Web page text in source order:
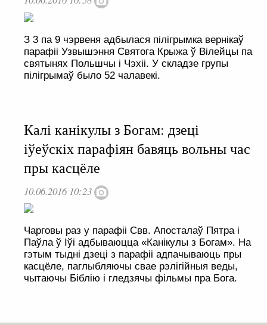
З 3 па 9 чэрвеня адбылася пілігрымка вернікаў
парафіі Узвышэння Святога Крыжа ў Вілейцы па
святынях Польшчы і Чэхіі. У складзе групы
пілігрымаў было 52 чалавекі.
Калі канікулы з Богам: дзеці
іўеўскіх парафіян бавяць вольны час
пры касцёле
10.06.2016 10:23
Чарговы раз у парафіі Свв. Апосталаў Пятра і
Паўла ў Іўі адбываюцца «Канікулы з Богам». На
гэтым тыдні дзеці з парафіі адпачываюць пры
касцёле, паглыбляючы свае рэлігійныя веды,
чытаючы Біблію і гледзячы фільмы пра Бога.